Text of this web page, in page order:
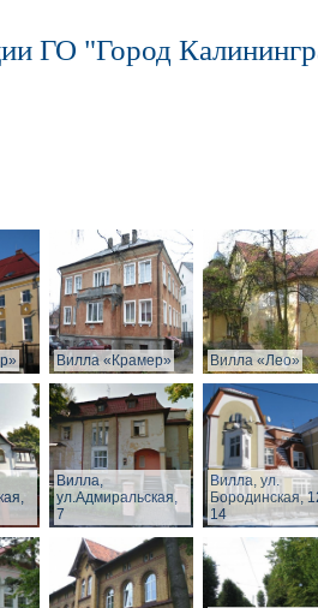
ГО "Город
Вилла «Крамер» Вилла «Лео»
Вилла,
ул.Адмиральская,
7
Вилла, ул.
Бородинская,
14